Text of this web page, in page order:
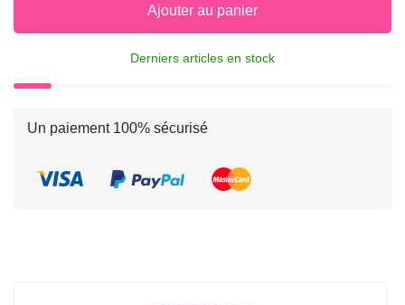
Ajouter au panier
Derniers articles en stock
Un paiement 100% sécurisé